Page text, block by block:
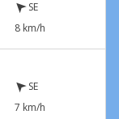
SE
8 km/h
SE
7 km/h